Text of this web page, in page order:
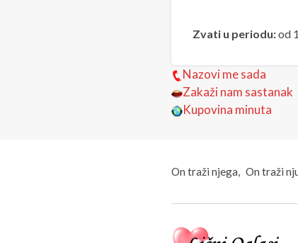
Zvati u periodu:od
Nazovi me sada
Zakaži nam sastanak
Kupovina minuta
On traži njega On traži